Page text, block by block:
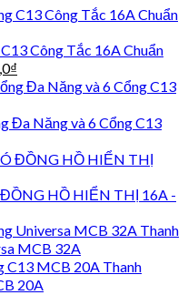
Công Tắc 16A Chuẩn
₫
hiện
là:
Đa Năng và 6 Cổng C13
HỒ HIỂN THỊ 16A -
Thanh
MCB 32A
Thanh
20A